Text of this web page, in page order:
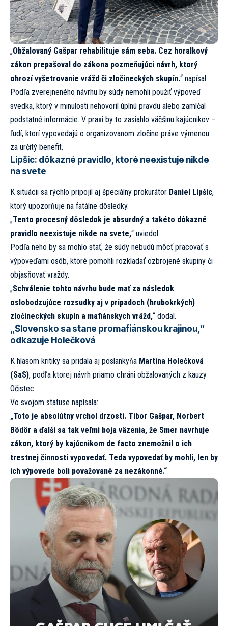
„Obžalovaný Gašpar rehabilituje sám seba. Cez horalkový
zákon prepašoval do zákona pozmeňujúci návrh, ktorý
ohrozí vyšetrovanie vrážd či zločineckých skupín.“ napísal.
Podľa zverejneného návrhu by súdy nemohli použiť výpoveď
svedka, ktorý v minulosti nehovoril úplnú pravdu alebo zamlčal
podstatné informácie. V praxi by to zasiahlo väčšinu kajúcnikov –
ľudí, ktorí vypovedajú o organizovanom zločine práve výmenou
za určitý benefit.
Lipšic: dôkazné pravidlo, ktoré neexistuje nikde
na svete
K situácii sa rýchlo pripojil aj špeciálny prokurátor Daniel Lipšic,
ktorý upozorňuje na fatálne dôsledky.
„Tento procesný dôsledok je absurdný a takéto dôkazné
pravidlo neexistuje nikde na svete,“ uviedol.
Podľa neho by sa mohlo stať, že súdy nebudú môcť pracovať s
výpoveďami osôb, ktoré pomohli rozkladať ozbrojené skupiny či
objasňovať vraždy.
„Schválenie tohto návrhu bude mať za následok
oslobodzujúce rozsudky aj v prípadoch (hrubokrkých)
zločineckých skupín a mafiánskych vrážd,“ dodal.
„Slovensko sa stane promafiánskou krajinou,“
odkazuje Holečková
K hlasom kritiky sa pridala aj poslankyňa Martina Holečková
(SaS), podľa ktorej návrh priamo chráni obžalovaných z kauzy
Očistec.
Vo svojom statuse napísala:
„Toto je absolútny vrchol drzosti. Tibor Gašpar, Norbert
Bödör a ďalší sa tak veľmi boja väzenia, že Smer navrhuje
zákon, ktorý by kajúcnikom de facto znemožnil o ich
trestnej činnosti vypovedať. Teda vypovedať by mohli, len by
ich výpovede boli považované za nezákonné.“